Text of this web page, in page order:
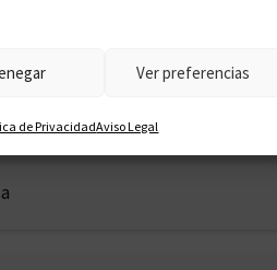
Ver preferencias
de PrivacidadAviso Legal